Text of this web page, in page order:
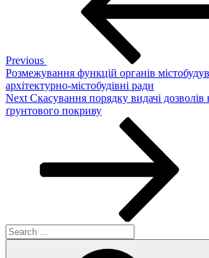
Previous
Розмежування функцій органів
архітектурно-містобудівні ради
Next
Post
Next Скасування порядку видачі дозволів
ґрунтового покриву
Search
for: